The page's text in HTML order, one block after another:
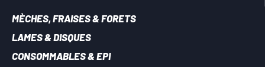
MÈCHES, FRAISES & FORETS
LAMES & DISQUES
CONSOMMABLES & EPI